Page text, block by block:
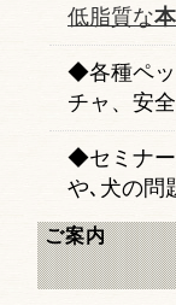
低脂質な
◆各種ペッ
チャ、安
◆セミナー
や､犬の
ご案内